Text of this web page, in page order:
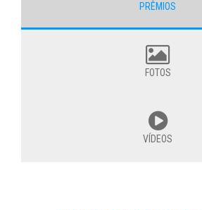
PRÊMIOS
FOTOS
VÍDEOS